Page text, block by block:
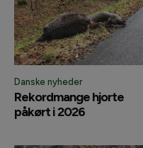
Danske nyheder
Rekordmange hjorte
påkørt i 2026